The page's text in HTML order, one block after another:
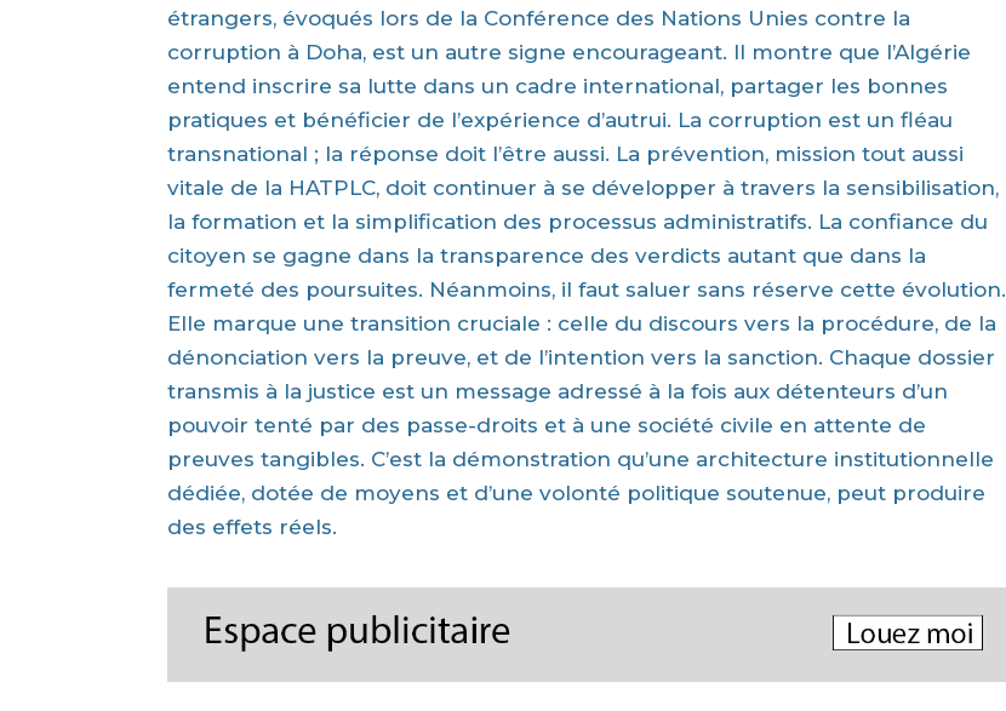
étrangers, évoqués lors de la Conférence des Nations Unies contre la
corruption à Doha, est un autre signe encourageant. Il montre que l’Algérie
entend inscrire sa lutte dans un cadre international, partager les bonnes
pratiques et bénéficier de l’expérience d’autrui. La corruption est un fléau
transnational ; la réponse doit l’être aussi. La prévention, mission tout aussi
vitale de la HATPLC, doit continuer à se développer à travers la sensibilisation,
la formation et la simplification des processus administratifs. La confiance du
citoyen se gagne dans la transparence des verdicts autant que dans la
fermeté des poursuites. Néanmoins, il faut saluer sans réserve cette évolution.
Elle marque une transition cruciale : celle du discours vers la procédure, de la
dénonciation vers la preuve, et de l’intention vers la sanction. Chaque dossier
transmis à la justice est un message adressé à la fois aux détenteurs d’un
pouvoir tenté par des passe-droits et à une société civile en attente de
preuves tangibles. C’est la démonstration qu’une architecture institutionnelle
dédiée, dotée de moyens et d’une volonté politique soutenue, peut produire
des effets réels.